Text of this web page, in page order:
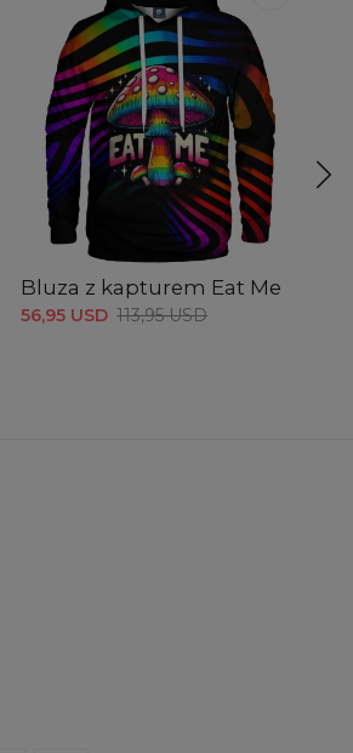
Bluza z kapturem Eat Me
56,95 USD 113,95 USD